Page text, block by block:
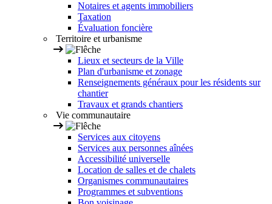
Notaires et agents immobiliers
Taxation
Évaluation foncière
Territoire et urbanisme
Lieux et secteurs de la Ville
Plan d'urbanisme et zonage
Renseignements généraux pour les résidents sur
chantier
Travaux et grands chantiers
Vie communautaire
Services aux citoyens
Services aux personnes aînées
Accessibilité universelle
Location de salles et de chalets
Organismes communautaires
Programmes et subventions